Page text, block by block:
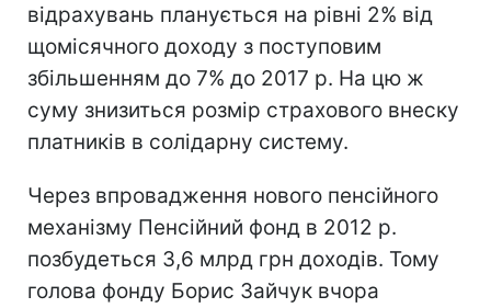
відрахувань планується на рівні 2% від
щомісячного доходу з поступовим
збільшенням до 7% до 2017 р. На цю ж
суму знизиться розмір страхового внеску
платників в солідарну систему.
Через впровадження нового пенсійного
механізму Пенсійний фонд в 2012 р.
позбудеться 3,6 млрд грн доходів. Тому
голова фонду Борис Зайчук вчора